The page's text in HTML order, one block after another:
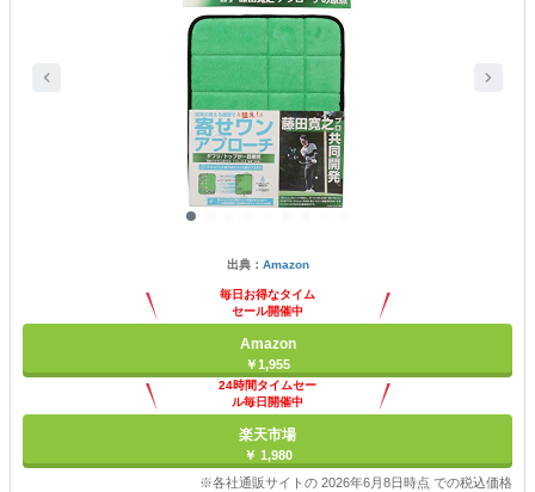
出典： Amazon
毎日お得なタイム
セール開催中
Amazon
￥1,955
24時間タイムセー
ル毎日開催中
楽天市場
￥ 1,980
※各社通販サイトの 2026年6月8日時点 での税込価格